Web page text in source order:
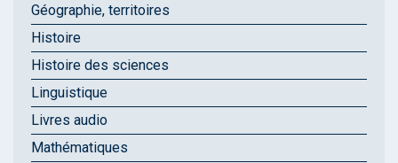
Géographie, territoires
Histoire
Histoire des sciences
Linguistique
Livres audio
Mathématiques